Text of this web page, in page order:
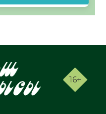
16+